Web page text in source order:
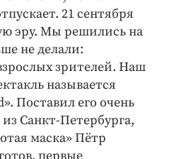
21 сентября
эру. Мы решились на
не делали:
зрителей. Наш
называется
Поставил его очень
Санкт-Петербурга,
маска» Пётр
первые